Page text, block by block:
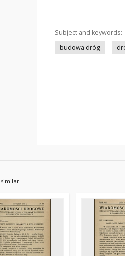
Subject and keywords:
budowa dróg
similar